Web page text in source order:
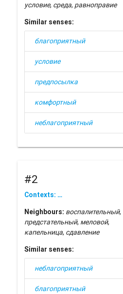
условие, среда, равноправие
Similar senses:
благоприятный
условие
предпосылка
комфортный
неблагоприятный
#2
Contexts: …
Neighbours: воспалительный,
предстательный, меловой,
капельница, сдавление
Similar senses:
неблагоприятный
благоприятный